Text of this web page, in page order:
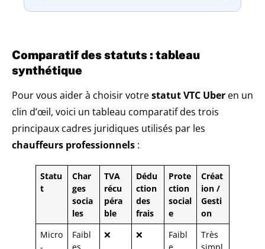
Comparatif des statuts : tableau
synthétique
Pour vous aider à choisir votrestatut VTC Uber en un
clin d’œil, voici un tableau comparatif des trois
principaux cadres juridiques utilisés par les
chauffeurs professionnels :
Statu
t
Char
ges
socia
les
TVA
récu
péra
ble
Dédu
ction
des
frais
Prote
ction
social
e
Créat
ion /
Gesti
on
Micro
Faibl
❌ ❌
Faibl
Très